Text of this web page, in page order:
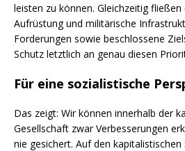
leisten zu können. Gleichzeitig
Aufrüstung und militärische
Forderungen sowie beschlossene
Schutz letztlich an genau diesen
Für eine sozialistische
Das zeigt: Wir können innerhalb der
Gesellschaft zwar Verbesserungen
nie gesichert. Auf den